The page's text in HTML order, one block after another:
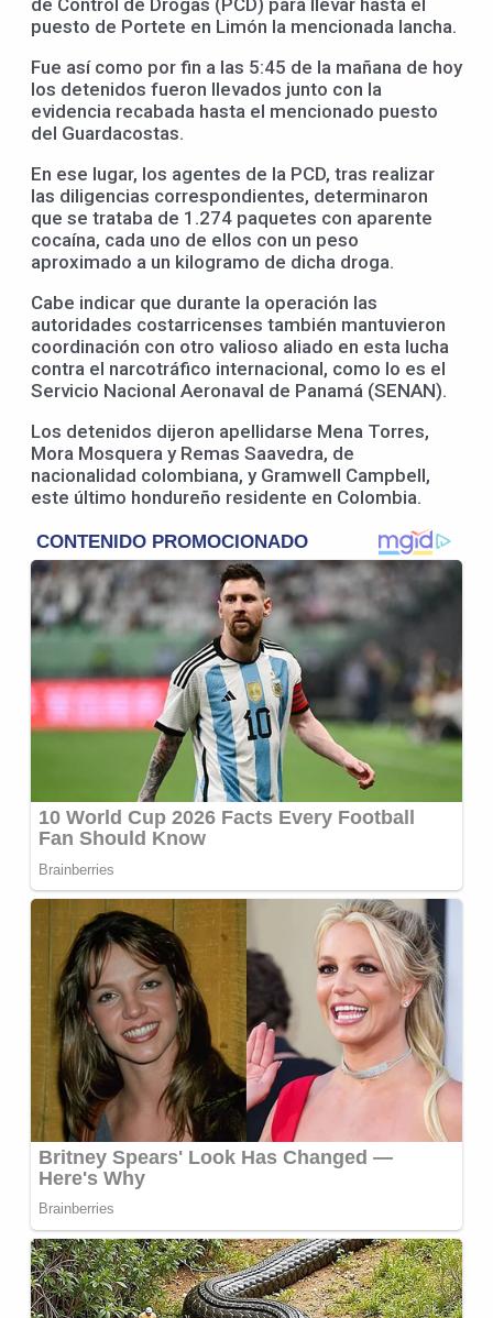
puesto de Portete en Limón la mencionada lancha.
Fue así como por fin a las 5:45 de la mañana de hoy
los detenidos fueron llevados junto con la
evidencia recabada hasta el mencionado puesto
del Guardacostas.
En ese lugar, los agentes de la PCD, tras realizar
las diligencias correspondientes, determinaron
que se trataba de 1.274 paquetes con aparente
cocaína, cada uno de ellos con un peso
aproximado a un kilogramo de dicha droga.
Cabe indicar que durante la operación las
autoridades costarricenses también mantuvieron
coordinación con otro valioso aliado en esta lucha
contra el narcotráfico internacional, como lo es el
Servicio Nacional Aeronaval de Panamá (SENAN).
Los detenidos dijeron apellidarse Mena Torres,
Mora Mosquera y Remas Saavedra, de
nacionalidad colombiana, y Gramwell Campbell,
este último hondureño residente en Colombia.